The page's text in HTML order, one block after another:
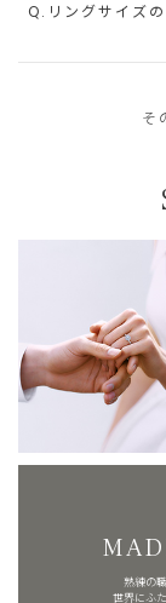
Q.リングサイズ
そ
熟練の
世界にふ